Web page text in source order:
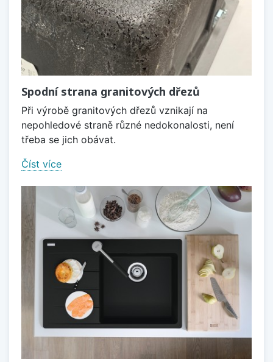
Spodní strana granitových dřezů
Při výrobě granitových dřezů vznikají na
nepohledové straně různé nedokonalosti, není
třeba se jich obávat.
Číst více